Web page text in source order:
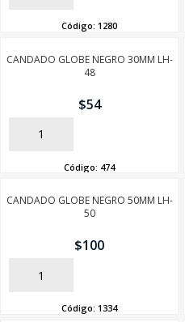
Código: 1280
CANDADO GLOBE NEGRO 30MM LH-
48
$54
AÑADIR
Código: 474
CANDADO GLOBE NEGRO 50MM LH-
50
$100
AÑADIR
Código: 1334